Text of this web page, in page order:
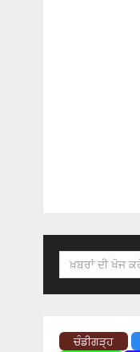
Search
ਚੰਡੀਗੜ੍ਹ